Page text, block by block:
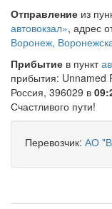
Отправление из
автовокзал», адрес
Воронеж,
Прибытие в пункт
прибытия: Unnamed
Россия, 396029 в
Счастливого пути!
Перевозчик: АО